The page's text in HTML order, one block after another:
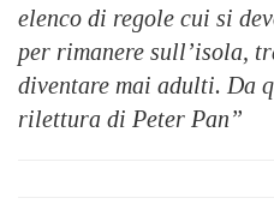
elenco di regole cui si
per rimanere sull’isola,
diventare mai adulti. Da
rilettura di Peter Pan”